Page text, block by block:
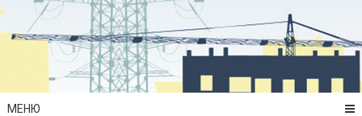
Перейти
содержимому
МЕНЮ